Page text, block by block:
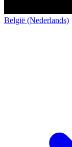
België (Nederlands)